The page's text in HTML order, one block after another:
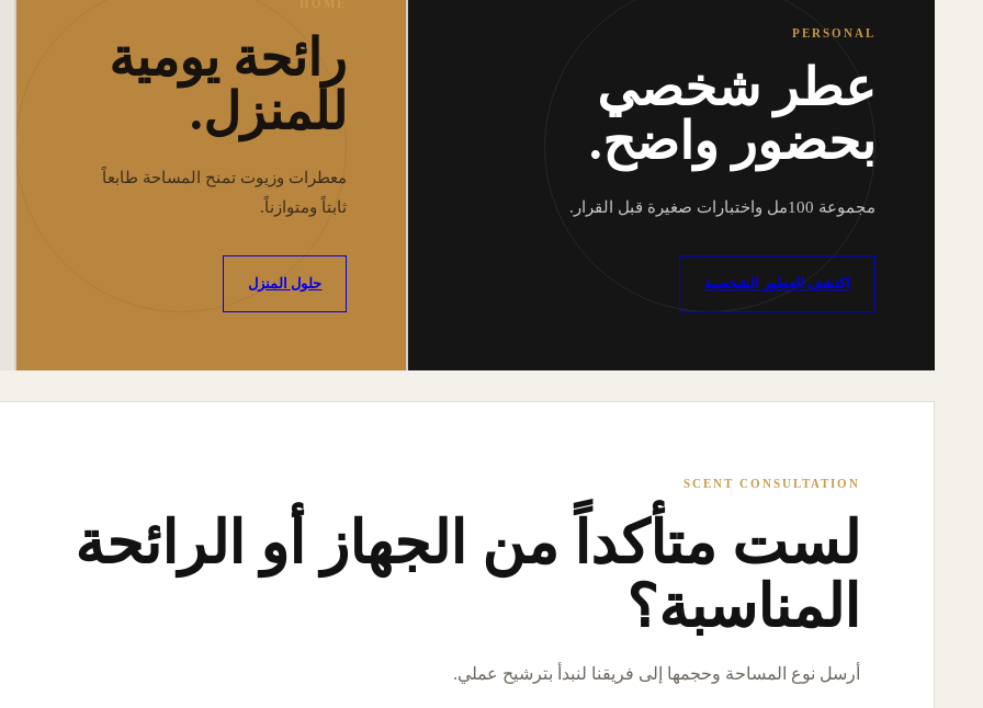
PERSONAL
عطر شخصي
بحضور واضح.
مجموعة 100مل واختبارات صغيرة قبل القرار.
اكتشف العطور الشخصية
رائحة يومية
للمنزل.
معطرات وزيوت تمنح المساحة طابعاً
ثابتاً ومتوازناً.
حلول المنزل
SCENT CONSULTATION
لست متأكداً من الجهاز أو الرائحة
المناسبة؟
أرسل نوع المساحة وحجمها إلى فريقنا لنبدأ بترشيح عملي.